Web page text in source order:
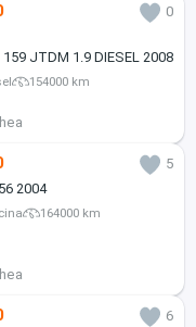
0
ALFA ROMEO 159 JTDM 1.9 DIESEL 2008
154000 km
5
2004
164000 km
6